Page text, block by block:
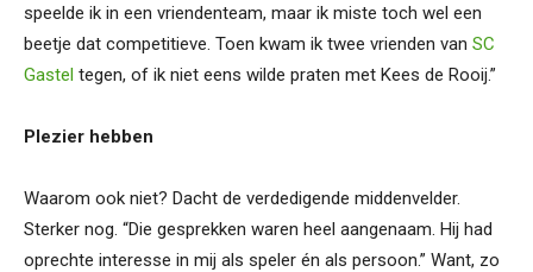
speelde ik in een vriendenteam, maar ik miste toch wel een
beetje dat competitieve. Toen kwam ik twee vrienden van SC
Gastel tegen, of ik niet eens wilde praten met Kees de Rooij.”
Plezier hebben
Waarom ook niet? Dacht de verdedigende middenvelder.
Sterker nog. “Die gesprekken waren heel aangenaam. Hij had
oprechte interesse in mij als speler én als persoon.” Want, zo